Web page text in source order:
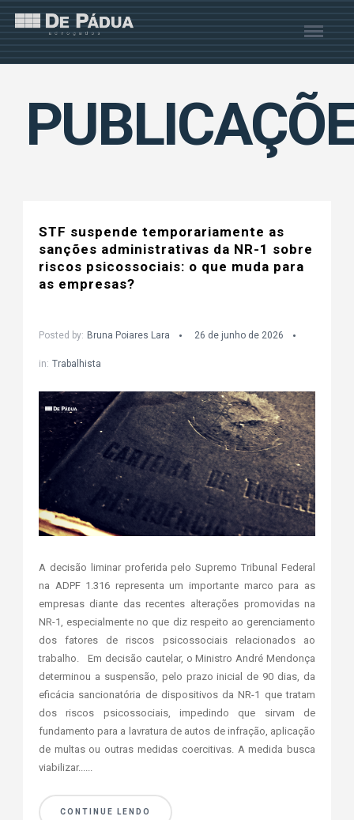
STF suspende temporariamente as
sanções administrativas da NR-1 sobre
riscos psicossociais: o que muda para
as empresas?
Posted by: Bruna Poiares Lara 26 de junho de 2026
in: Trabalhista
A decisão liminar proferida pelo Supremo Tribunal Federal
na ADPF 1.316 representa um importante marco para as
empresas diante das recentes alterações promovidas na
NR-1, especialmente no que diz respeito ao gerenciamento
dos fatores de riscos psicossociais relacionados ao
trabalho. Em decisão cautelar, o Ministro André Mendonça
determinou a suspensão, pelo prazo inicial de 90 dias, da
eficácia sancionatória de dispositivos da NR-1 que tratam
dos riscos psicossociais, impedindo que sirvam de
fundamento para a lavratura de autos de infração, aplicação
de multas ou outras medidas coercitivas. A medida busca
viabilizar......
CONTINUE LENDO